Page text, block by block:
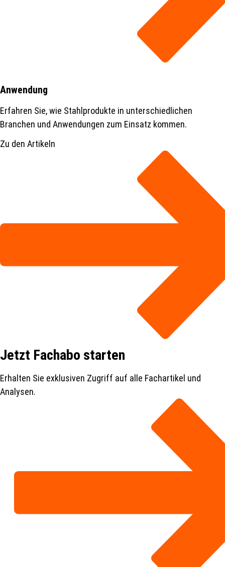
Anwendung
Erfahren Sie, wie Stahlprodukte in unterschiedlichen
Branchen und Anwendungen zum Einsatz kommen.
Zu den Artikeln
Jetzt Fachabo starten
Erhalten Sie exklusiven Zugriff auf alle Fachartikel und
Analysen.